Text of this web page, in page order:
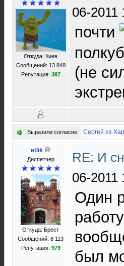
Откуда: Киев
Сообщений: 13 848
Репутация: 387
06-2011
почти
(не
Выразили согласие: Сергей из
etlik
Диспетчер
Откуда: Брест
Сообщений: 8 113
Репутация: 979
RE: И
06-2011
Один
был